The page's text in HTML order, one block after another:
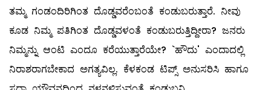
ತಮ್ಮ ಗಂಡಂದಿರಿಗಿಂತ ದೊಡ್ಡವರೆಂಬಂತೆ ಕಂಡುಬರುತ್ತಾರೆ. ನೀವು
ಕೂಡ ನಿಮ್ಮ ಪತಿಗಿಂತ ದೊಡ್ಡವಳಂತೆ ಕಂಡುಬರುತ್ತಿದ್ದೀರಾ? ಜನರು
ನಿಮ್ಮನ್ನು ಆಂಟಿ ಎಂದೂ ಕರೆಯುತ್ತಾರೆಯೇ? `ಹೌದು' ಎಂದಾದಲ್ಲಿ
ನಿರಾಶರಾಗಬೇಕಾದ ಅಗತ್ಯವಿಲ್ಲ. ಕೆಳಕಂಡ ಟಿಪ್ಸ್ ಅನುಸರಿಸಿ ಹಾಗೂ